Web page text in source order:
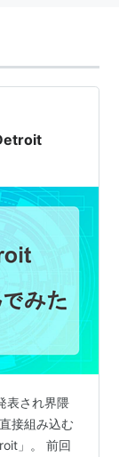
表され界隈
接組み込む
」。 前回